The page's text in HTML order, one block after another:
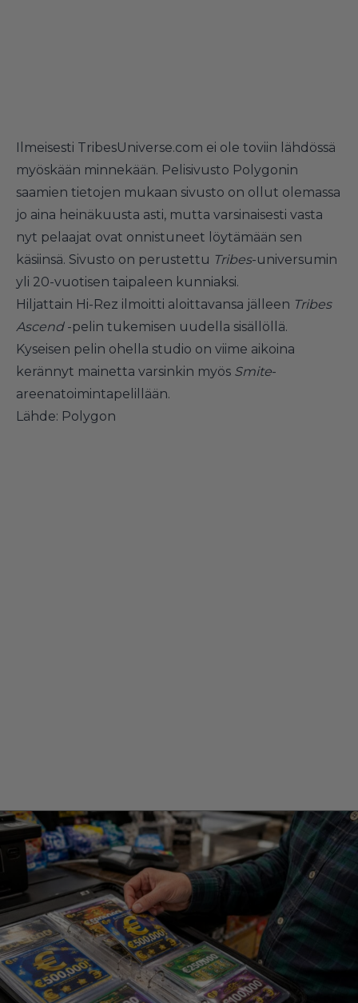
Ilmeisesti TribesUniverse.com ei ole toviin lähdössä
myöskään minnekään. Pelisivusto Polygonin
saamien tietojen mukaan sivusto on ollut olemassa
jo aina heinäkuusta asti, mutta varsinaisesti vasta
nyt pelaajat ovat onnistuneet löytämään sen
käsiinsä. Sivusto on perustettu Tribes-universumin
yli 20-vuotisen taipaleen kunniaksi.
Hiljattain Hi-Rez ilmoitti aloittavansa jälleen Tribes
Ascend-pelin tukemisen uudella sisällöllä.
Kyseisen pelin ohella studio on viime aikoina
kerännyt mainetta varsinkin myös Smite-
areenatoimintapelillään.
Lähde: Polygon